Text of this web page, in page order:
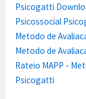
Psicogatti
Psicossocial
Metodo de
Metodo de
Rateio MAPP -
Psicogatti